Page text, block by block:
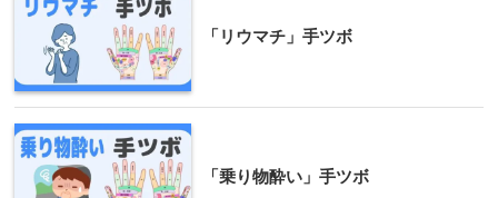
「リウマチ」手ツボ
「乗り物酔い」手ツボ